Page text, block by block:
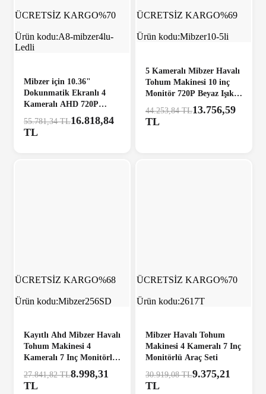
ÜCRETSİZ KARGO%70
Ürün kodu:A8-mibzer4lu-
Ledli
Mibzer için 10.36"
Dokunmatik Ekranlı 4
Kameralı AHD 720P
Beyaz Işık Kameralı
Havalı Kamera Seti
55.781,34 TL16.818,84
TL
ÜCRETSİZ KARGO%69
Ürün kodu:Mibzer10-5li
5 Kameralı Mibzer Havalı
Tohum Makinesi 10 inç
Monitör 720P Beyaz Işıklı
AHD Kayıtlı Kamera Seti
44.253,84 TL13.756,59
TL
ÜCRETSİZ KARGO%68
Ürün kodu:Mibzer256SD
Kayıtlı Ahd Mibzer Havalı
Tohum Makinesi 4
Kameralı 7 Inç Monitörlü
720P Araç Seti
27.841,82 TL8.998,31
TL
ÜCRETSİZ KARGO%70
Ürün kodu:2617T
Mibzer Havalı Tohum
Makinesi 4 Kameralı 7 Inç
Monitörlü Araç Seti
30.919,08 TL9.375,21
TL